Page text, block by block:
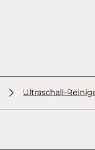
Ultraschall-